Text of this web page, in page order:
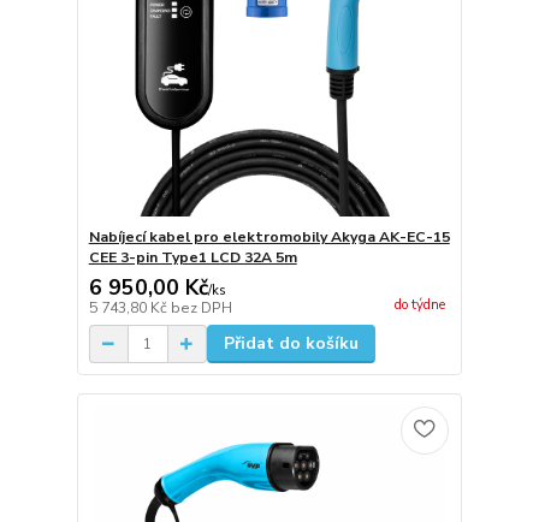
Nabíjecí kabel pro elektromobily Akyga AK-EC-15
CEE 3-pin Type1 LCD 32A 5m
6 950,00 Kč/ks
5 743,80 Kč bez DPH do týdne
Přidat do košíku